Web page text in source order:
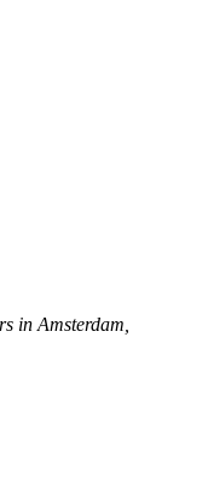
in Amsterdam,